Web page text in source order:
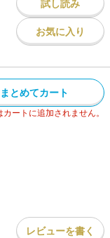
試し読み
お気に入り
まとめてカート
ートに追加されません。
レビューを書く